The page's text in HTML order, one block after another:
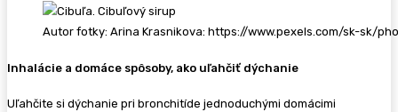
Autor fotky: Arina Krasnikova: https://www.pexels.com/sk-sk/
Inhalácie a domáce spôsoby, ako uľahčiť dýchanie
Uľahčite si dýchanie pri bronchitíde jednoduchými domácimi